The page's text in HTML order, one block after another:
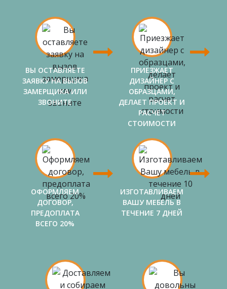
ВЫ ОСТАВЛЯЕТЕ
ЗАЯВКУ НА ВЫЗОВ
ЗАМЕРЩИКА ИЛИ
ЗВОНИТЕ
ПРИЕЗЖАЕТ
ДИЗАЙНЕР С
ОБРАЗЦАМИ,
ДЕЛАЕТ ПРОЕКТ И
РАСЧЕТ
СТОИМОСТИ
ОФОРМЛЯЕМ
ДОГОВОР,
ПРЕДОПЛАТА
ВСЕГО 20%
ИЗГОТАВЛИВАЕМ
ВАШУ МЕБЕЛЬ В
ТЕЧЕНИЕ 7 ДНЕЙ